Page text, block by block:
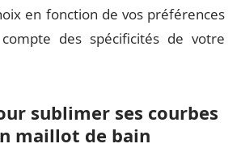
en fonction de vos préférences
des spécificités de votre
sublimer ses courbes
maillot de bain